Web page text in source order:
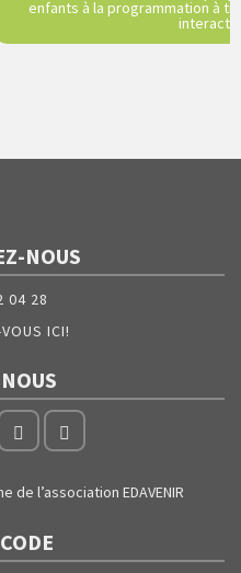
enfants à la programmation à
NOUS
04 28
ICI!
de l’association EDAVENIR